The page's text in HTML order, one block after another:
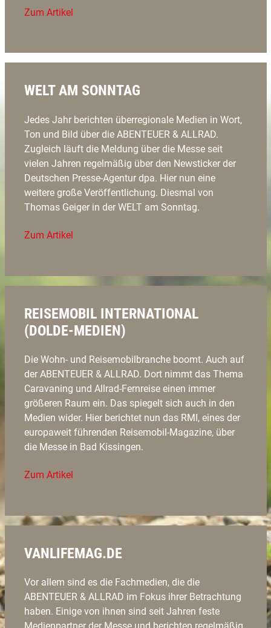
Zum Artikel
WELT AM SONNTAG
Jedes Jahr berichten überregionale Medien in Wort,
Ton und Bild über die ABENTEUER & ALLRAD.
Zugleich läuft die Meldung über die Messe seit
vielen Jahren regelmäßig über den Newsticker der
Deutschen Presse-Agentur dpa. Hier nun eine
weitere große Veröffentlichung. Diesmal von
Thomas Geiger in der WELT am Sonntag.
Zum Artikel
REISEMOBIL INTERNATIONAL
(DOLDE-MEDIEN)
Die Wohn- und Reisemobilbranche boomt. Auch auf
der ABENTEUER & ALLRAD. Dort nimmt das Thema
Caravaning und Allrad-Fernreise einen immer
größeren Raum ein. Das spiegelt sich auch in den
Medien wider. Hier berichtet nun das RMI, eines der
europaweit führenden Reisemobil-Magazine, über
die Messe in Bad Kissingen.
Zum Artikel
VANLIFEMAG.DE
Vor allem sind es die Fachmedien, die die
ABENTEUER & ALLRAD im Fokus ihrer Betrachtung
haben. Einige von ihnen sind seit Jahren feste